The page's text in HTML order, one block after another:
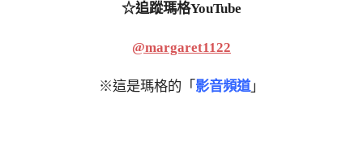
☆追蹤瑪格YouTube
@margaret1122
※這是瑪格的「 影音頻道 」